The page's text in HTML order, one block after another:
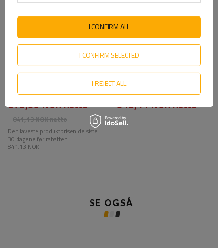
KNOTT 6X0017.008 manuell
841,13 NOKnetto
672,93 NOKnetto
Den laveste produktprisen de siste
30 dagene før rabatten:
841,13 NOK
Manuell vinsj for tilhenger
KNOTT 6X0017.311 900kg
945,44 NOKnetto
SE OGSÅ
I CONFIRM SELECTED
I REJECT ALL
I CONFIRM ALL